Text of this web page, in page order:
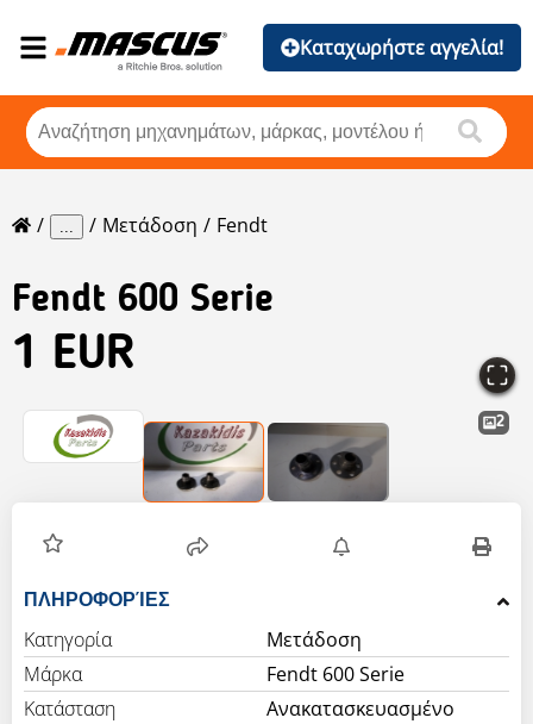
Καταχωρήστε αγγελία!
... Μετάδοση Fendt
Fendt 600 Serie
1 EUR
2
ΠΛΗΡΟΦΟΡΊΕΣ
Κατηγορία
Μετάδοση
Μάρκα
Fendt 600 Serie
Κατάσταση
Ανακατασκευασμένο